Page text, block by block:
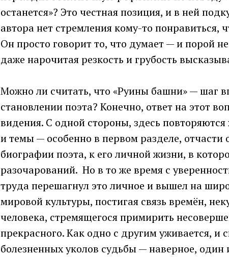
останется»? Это честная позиция, и в ней
автора нет стремления кому-то понравиться,
Он просто говорит то, что думает — и порой
даже нарочитая резкость и грубость
Можно ли считать, что «Руины башни» — шаг
становлении поэта? Конечно, ответ на этот
видения. С одной стороны, здесь
и темы — особенно в первом разделе,
биографии поэта, к его личной жизни, в
разочарований. Но в то же время с
труда перешагнул это личное и вышел на
мировой культуры, постигая связь времён,
человека, стремящегося примирить
прекрасного. Как одно с другим уживается, и
болезненных уколов судьбы — наверное, один